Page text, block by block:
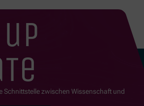
Schnittstelle zwischen Wissenschaft und